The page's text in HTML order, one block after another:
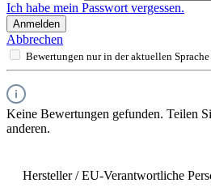
Ich habe mein Passwort vergessen.
Anmelden
Abbrechen
Bewertungen nur in der aktuellen
Keine Bewertungen gefunden. Teilen
anderen.
Hersteller / EU-Verantwortliche